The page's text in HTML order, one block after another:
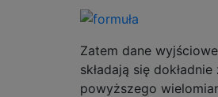
Zatem dane
składają się
powyższego